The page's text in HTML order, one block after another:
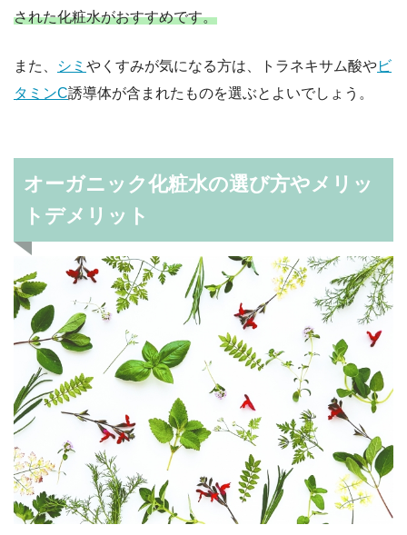
された化粧水がおすすめです。
また、 シミ やくすみが気になる方は、トラネキサム酸やビ
タミンC誘導体が含まれたものを選ぶとよいでしょう。
オーガニック化粧水の選び方やメリッ
トデメリット